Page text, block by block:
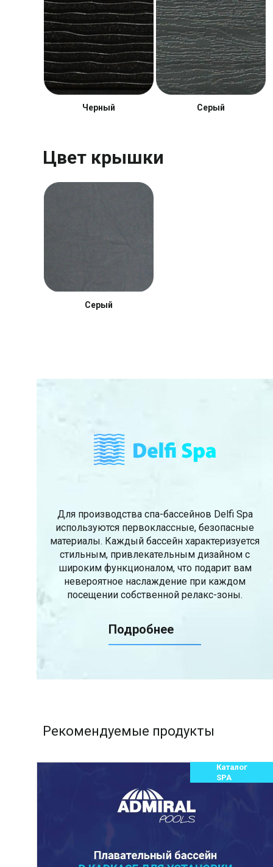
Черный Серый
Цвет крышки
Серый
Для производства спа-бассейнов Delfi Spa
используются первоклассные, безопасные
материалы. Каждый бассейн характеризуется
стильным, привлекательным дизайном с
широким функционалом, что подарит вам
невероятное наслаждение при каждом
посещении собственной релакс-зоны.
Подробнее
Рекомендуемые продукты
Каталог
SPA